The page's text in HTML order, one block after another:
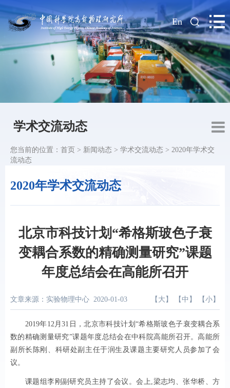
| En
学术交流动态
2020年学术交流动态
您当前的位置： 首页 > 新闻动态 > 学术交流动态 > 2020年学术交
流动态
北京市科技计划“希格斯玻色子衰
变耦合系数的精确测量研究”课题
年度总结会在高能所召开
文章来源：实验物理中心 2020-01-03 【 大 】 【 中 】 【 小 】
2019年12月31 日，北京市科技计划“希格斯玻色子衰变耦合系
数的精确测量研究”课题年度总结会在中科院高能所召开。高能所
副所长陈刚、科研处副主任于润生及课题主要研究人员参加了会
议。
课题组李刚副研究员主持了会议。会上,梁志均、张华桥、方